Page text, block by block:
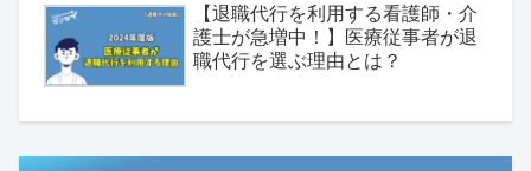
【退職代行を利用する看護師・介
護士が急増中！】医療従事者が退
職代行を選ぶ理由とは？